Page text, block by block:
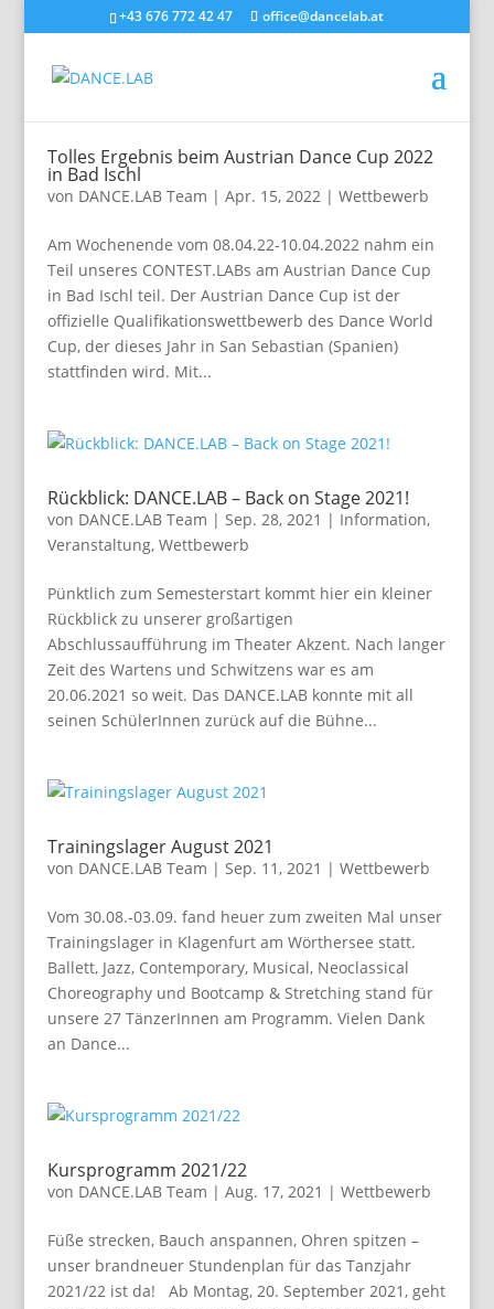
+43 676 772 42 47 office@dancelab.at
Tolles Ergebnis beim Austrian Dance Cup 2022
in Bad Ischl
von DANCE.LAB Team | Apr. 15, 2022| Wettbewerb
Am Wochenende vom 08.04.22-10.04.2022 nahm ein
Teil unseres CONTEST.LABs am Austrian Dance Cup
in Bad Ischl teil. Der Austrian Dance Cup ist der
offizielle Qualifikationswettbewerb des Dance World
Cup, der dieses Jahr in San Sebastian (Spanien)
stattfinden wird. Mit...
Rückblick: DANCE.LAB – Back on Stage 2021!
von DANCE.LAB Team | Sep. 28, 2021 | Information,
Veranstaltung, Wettbewerb
Pünktlich zum Semesterstart kommt hier ein kleiner
Rückblick zu unserer großartigen
Abschlussaufführung im Theater Akzent. Nach langer
Zeit des Wartens und Schwitzens war es am
20.06.2021 so weit. Das DANCE.LAB konnte mit all
seinen SchülerInnen zurück auf die Bühne...
Trainingslager August 2021
von DANCE.LAB Team | Sep. 11, 2021 | Wettbewerb
Vom 30.08.-03.09. fand heuer zum zweiten Mal unser
Trainingslager in Klagenfurt am Wörthersee statt.
Ballett, Jazz, Contemporary, Musical, Neoclassical
Choreography und Bootcamp & Stretching stand für
unsere 27 TänzerInnen am Programm. Vielen Dank
an Dance...
Kursprogramm 2021/22
von DANCE.LAB Team | Aug. 17, 2021 | Wettbewerb
Füße strecken, Bauch anspannen, Ohren spitzen –
unser brandneuer Stundenplan für das Tanzjahr
2021/22 ist da! Ab Montag, 20. September 2021, geht